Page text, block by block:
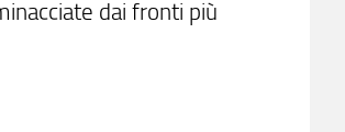
dai fronti più